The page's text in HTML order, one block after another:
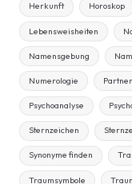
Herkunft Horoskop
Lebensweisheiten
Namensgebung
Numerologie
Psychoanalyse
Sternzeichen
Synonyme finden
Traumsymbole